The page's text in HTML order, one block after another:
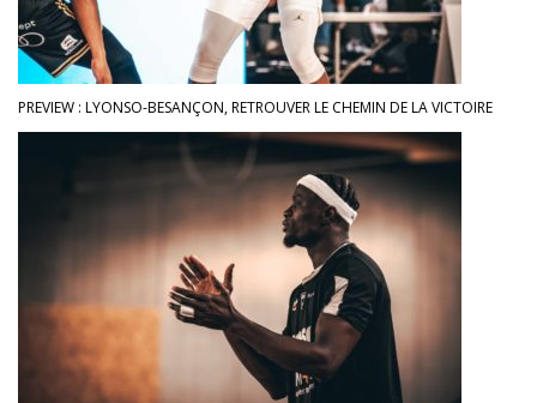
PREVIEW : LYONSO-BESANÇON, RETROUVER LE CHEMIN DE LA VICTOIRE